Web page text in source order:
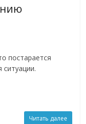
постарается
ситуации.
Читать далее